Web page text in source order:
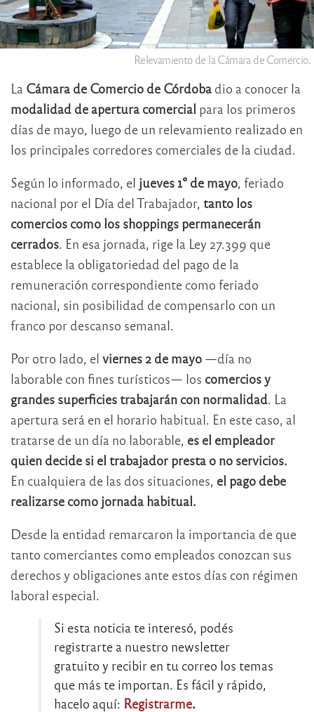
Relevamiento de la Cámara de Comercio.
La Cámara de Comercio de Córdoba dio a conocer la
modalidad de apertura comercial para los primeros
días de mayo, luego de un relevamiento realizado en
los principales corredores comerciales de la ciudad.
Según lo informado, el jueves 1° de mayo, feriado
nacional por el Día del Trabajador, tanto los
comercios como los shoppings permanecerán
cerrados. En esa jornada, rige la Ley 27.399 que
establece la obligatoriedad del pago de la
remuneración correspondiente como feriado
nacional, sin posibilidad de compensarlo con un
franco por descanso semanal.
Por otro lado, el viernes 2 de mayo —día no
laborable con fines turísticos— los comercios y
grandes superficies trabajarán con normalidad. La
apertura será en el horario habitual. En este caso, al
tratarse de un día no laborable, es el empleador
quien decide si el trabajador presta o no servicios.
En cualquiera de las dos situaciones, el pago debe
realizarse como jornada habitual.
Desde la entidad remarcaron la importancia de que
tanto comerciantes como empleados conozcan sus
derechos y obligaciones ante estos días con régimen
laboral especial.
Si esta noticia te interesó, podés
registrarte a nuestro newsletter
gratuito y recibir en tu correo los temas
que más te importan. Es fácil y rápido,
hacelo aquí: Registrarme.